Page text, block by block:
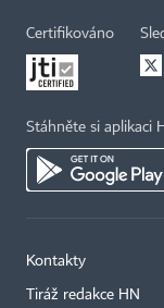
Certifikováno
Stáhněte si aplikaci
Kontakty
Tiráž redakce HN